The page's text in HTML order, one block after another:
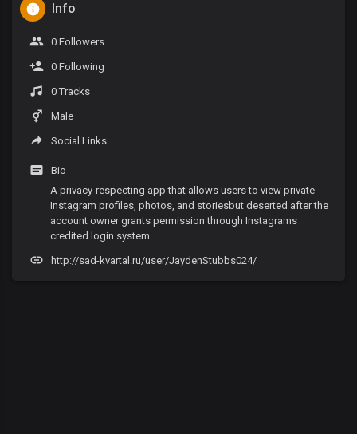
Info
0 Followers
0 Following
0 Tracks
Male
Social Links
Bio
A privacy-respecting app that allows users to view private
Instagram profiles, photos, and storiesbut deserted after the
account owner grants permission through Instagrams
credited login system.
http://sad-kvartal.ru/user/JaydenStubbs024/